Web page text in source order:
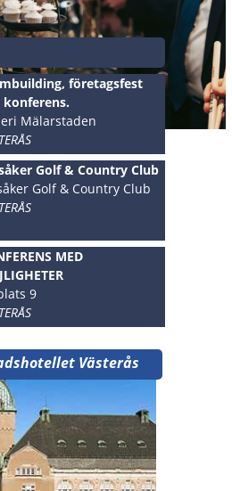
företagsfest
konferens.
Mälarstaden
Golf & Country Club
Golf & Country Club
MED
9
Västerås